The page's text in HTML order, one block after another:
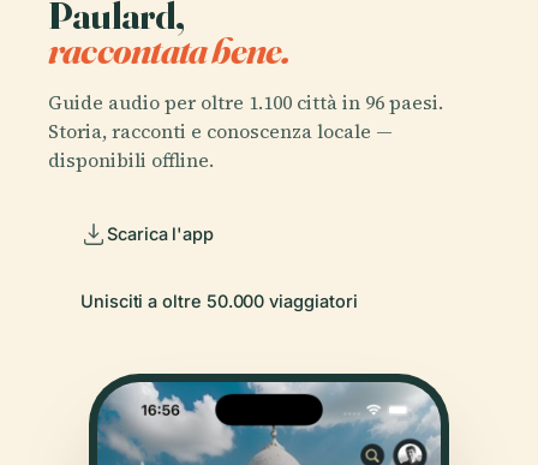
Paulard,
raccontata bene.
Guide audio per oltre 1.100 città in 96 paesi.
Storia, racconti e conoscenza locale —
disponibili offline.
Scarica l'app
Unisciti a oltre 50.000 viaggiatori